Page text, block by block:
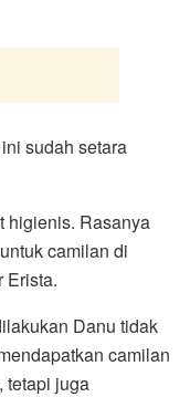
sudah setara
higienis. Rasanya
camilan di
Erista.
Danu tidak
camilan
tetapi juga